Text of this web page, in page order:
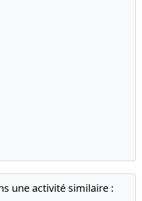
une activité similaire :